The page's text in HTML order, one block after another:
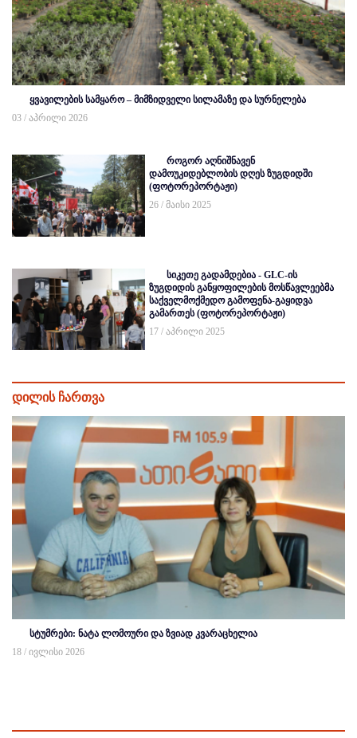
ყვავილების სამყარო – მიმზიდველი სილამაზე და სურნელება
03 / აპრილი 2026
როგორ აღნიშნავენ
დამოუკიდებლობის დღეს ზუგდიდში
(ფოტორეპორტაჟი)
26 / მაისი 2025
სიკეთე გადამდებია - GLC-ის
ზუგდიდის განყოფილების მოსწავლეებმა
საქველმოქმედო გამოფენა-გაყიდვა
გამართეს (ფოტორეპორტაჟი)
17 / აპრილი 2025
დილის ჩართვა
სტუმრები: ნატა ლომოური და ზვიად კვარაცხელია
18 / ივლისი 2026